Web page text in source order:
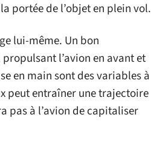
portée de l’objet en plein vol.
lui-même. Un bon
l’avion en avant et
en main sont des variables à
peut entraîner une trajectoire
pas à l’avion de capitaliser